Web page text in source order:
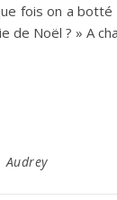
fois on a botté
de Noël ? » A
Audrey